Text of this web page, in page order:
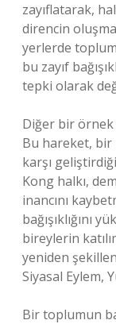
zayıflatarak,
direncin
yerlerde
bu zayıf
tepki olarak
Diğer bir örnek
Bu hareket,
karşı
Kong halkı,
inancını
bağışıklığını
bireylerin
yeniden
Siyasal Eylem,
Bir toplumun